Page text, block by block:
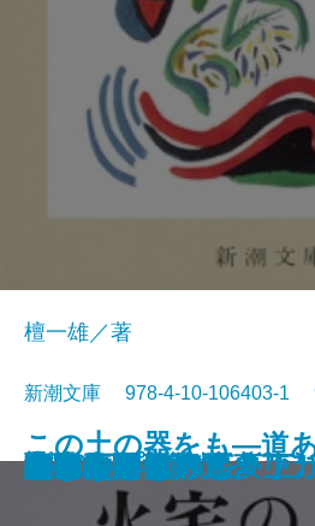
散歩のとき何か食べ
沈黙
彦左衛門外記
エディプスの恋人
聖少女
ブンナよ、木からお
あんちゃん
この土の器をも―道
部 結婚編―
お気に召すまま
火宅の人〔上〕
檀一雄／著
新潮文庫 978-4-10-106403-1
火宅の人〔下〕
だれかさんの悪夢
心に太陽を持て
悲しみの歌
扇野
若き数学者のアメリ
ケインとアベル〔上
ケインとアベル〔下
海の史劇
橋のない川 五